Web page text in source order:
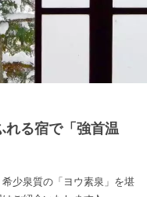
る宿で「強首温
少泉質の「ヨウ素泉」を堪